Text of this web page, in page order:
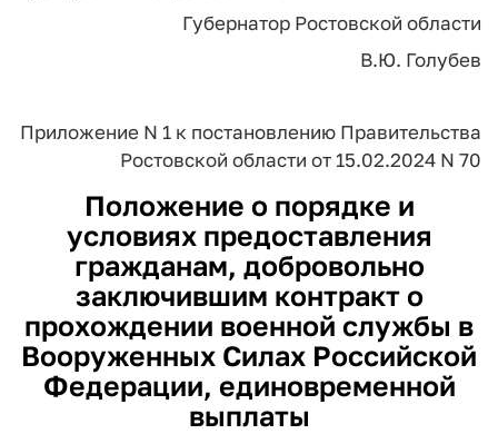
Губернатор Ростовской области
В.Ю. Голубев
Приложение N 1 к постановлению Правительства
Ростовской области от 15.02.2024 N 70
Положение о порядке и
условиях предоставления
гражданам, добровольно
заключившим контракт о
прохождении военной службы в
Вооруженных Силах Российской
Федерации, единовременной
выплаты